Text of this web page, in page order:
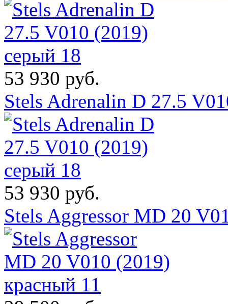
53 930 руб.
Stels Adrenalin D 27.5
53 930 руб.
Stels Aggressor MD 20